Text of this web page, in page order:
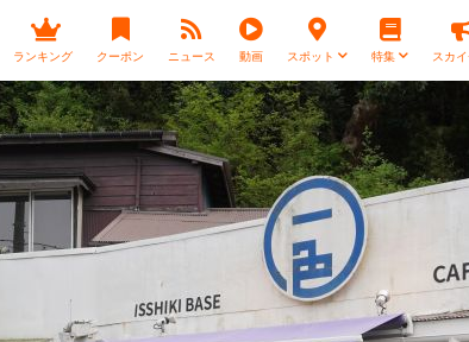
ランキング クーポン ニュース 動画 スポット 特集 スカ